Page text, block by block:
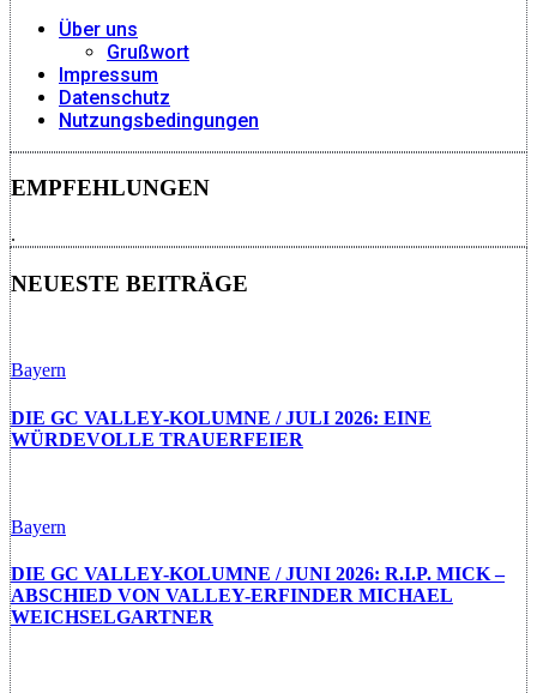
Über uns
Grußwort
Impressum
Datenschutz
Nutzungsbedingungen
EMPFEHLUNGEN
.
NEUESTE BEITRÄGE
Bayern
DIE GC VALLEY-KOLUMNE / JULI 2026: EINE
WÜRDEVOLLE TRAUERFEIER
Bayern
DIE GC VALLEY-KOLUMNE / JUNI 2026: R.I.P. MICK –
ABSCHIED VON VALLEY-ERFINDER MICHAEL
WEICHSELGARTNER